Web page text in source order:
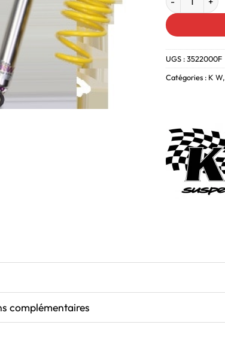
UGS :3522000F
Catégories : K W,
complémentaires